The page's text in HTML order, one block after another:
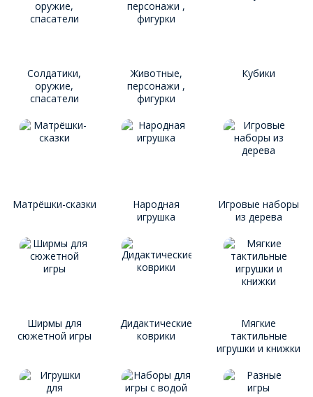
Солдатики,
оружие,
спасатели
Животные,
персонажи ,
фигурки
Кубики
Матрёшки-сказки
Народная
игрушка
Игровые наборы
из дерева
Ширмы для
сюжетной игры
Дидактические
коврики
Мягкие
тактильные
игрушки и книжки